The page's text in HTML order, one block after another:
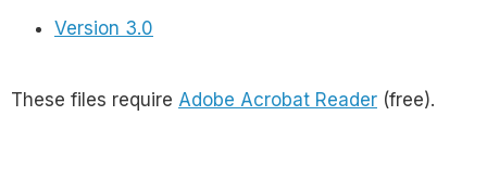
Version 3.0
These files require Adobe Acrobat Reader (free).